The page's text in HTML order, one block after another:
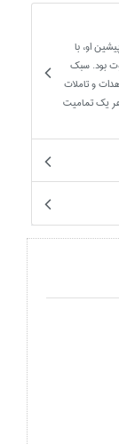
او، با
بود. سبك
مشاهدات و تاملات
هر يك تماميت